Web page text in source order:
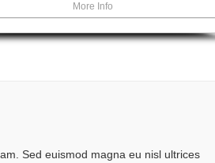
More Info
Sed euismod magna eu nisl ultrices